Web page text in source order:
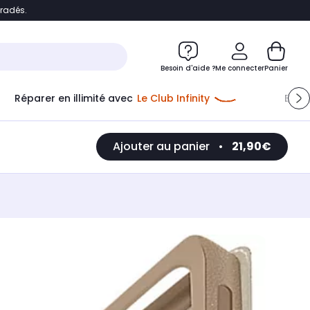
Accéder directement au chatbot
Besoin d'aide ?Me connecterPanier
Réparer en illimité avec Le Club Infinity
Ajouter au panier • 21,90€